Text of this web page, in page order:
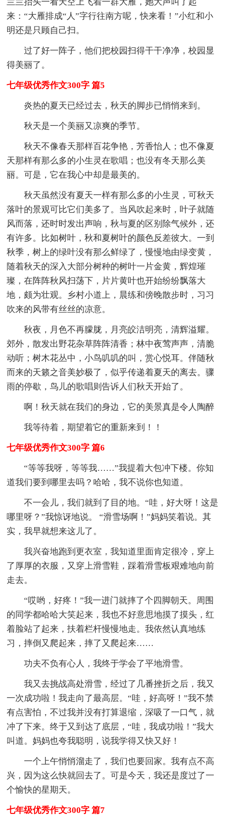
来：“大雁排成“人”字行往南方呢，快来看！”小红和小
明还是只顾自己扫。
过了好一阵子，他们把校园扫得干干净净，校园显
得美丽了。
七年级优秀作文300字 篇5
炎热的夏天已经过去，秋天的脚步已悄悄来到。
秋天是一个美丽又凉爽的季节。
秋天不像春天那样百花争艳，芳香怡人；也不像夏
天那样有那么多的小生灵在歌唱；也没有冬天那么美
丽。可是，它在我心中却是最美的。
秋天虽然没有夏天一样有那么多的小生灵，可秋天
落叶的景观可比它们美多了。当风吹起来时，叶子就随
风而落，还时时发出声响，秋与夏的区别除气候外，还
有许多。比如树叶，秋和夏树叶的颜色反差彼大。一到
秋季，树上的绿叶没有那么鲜绿了，慢慢地由绿变黄，
随着秋天的深入大部分树种的树叶一片金黄，辉煌璀
璨，在阵阵秋风扫荡下，片片黄叶也开始纷纷飘落大
地，颇为壮观。乡村小道上，晨练和傍晚散步时，习习
吹来的风带有丝丝的凉意。
秋夜，月色不再朦胧，月亮皎洁明亮，清辉溢耀。
郊外，散发出野花杂草阵阵清香；林中夜莺声声，清脆
动听；树木花丛中，小鸟叽叽的叫，赏心悦耳。伴随秋
而来的天籁之音美妙极了，似乎传递着夏天的离去。骤
雨的停歇，鸟儿的歌唱则告诉人们秋天开始了。
啊！秋天就在我们的身边，它的美景真是令人陶醉
我等待着，期望着它的重新来到！！
七年级优秀作文300字 篇6
“等等我呀，等等我……”我提着大包冲下楼。你知
道我们要到哪里去吗？哈哈，我不说你也知道。
不一会儿，我们就到了目的地。“哇，好大呀！这是
哪里呀？”我惊讶地说。 “滑雪场啊！”妈妈笑着说。其
实，我早就想来这儿了。
我兴奋地跑到更衣室，我知道里面肯定很冷，穿上
了厚厚的衣服，又穿上滑雪鞋，踩着滑雪板艰难地向前
走去。
“哎哟，好疼！”我一进门就摔了个四脚朝天。周围
的同学都哈哈大笑起来，我也不好意思地摸了摸头，红
着脸站了起来，扶着栏杆慢慢地走。我依然认真地练
习，摔倒又爬起来，摔了又爬起来……
功夫不负有心人，我终于学会了平地滑雪。
我又去挑战高处滑雪，经过了几番挫折之后，我又
一次成功啦！我走向了最高层。“哇，好高呀！”我不禁
有点害怕，不过我并没有打算退缩，深吸了一口气，就
冲了下来。终于又到达了底层，“哇，我成功啦！”我大
叫道。妈妈也夸我聪明，说我学得又快又好！
一个上午悄悄溜走了，我们也要回家。我有点不高
兴，因为这么快就回去了。可是今天，我还是度过了一
个愉快的星期天。
七年级优秀作文300字 篇7